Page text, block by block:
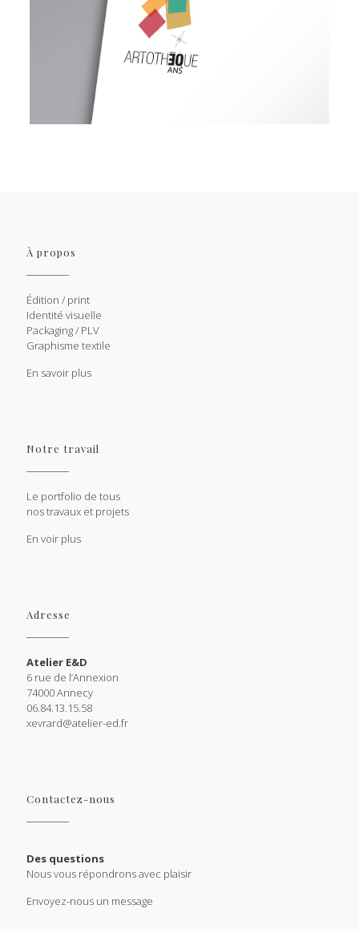
À propos
Édition / print
Identité visuelle
Packaging / PLV
Graphisme textile
En savoir plus
Notre travail
Le portfolio de tous
nos travaux et projets
En voir plus
Adresse
Atelier E&D
6 rue de l’Annexion
74000 Annecy
06.84.13.15.58
xevrard@atelier-ed.fr
Contactez-nous
Des questions
Nous vous répondrons avec plaisir
Envoyez-nous un message